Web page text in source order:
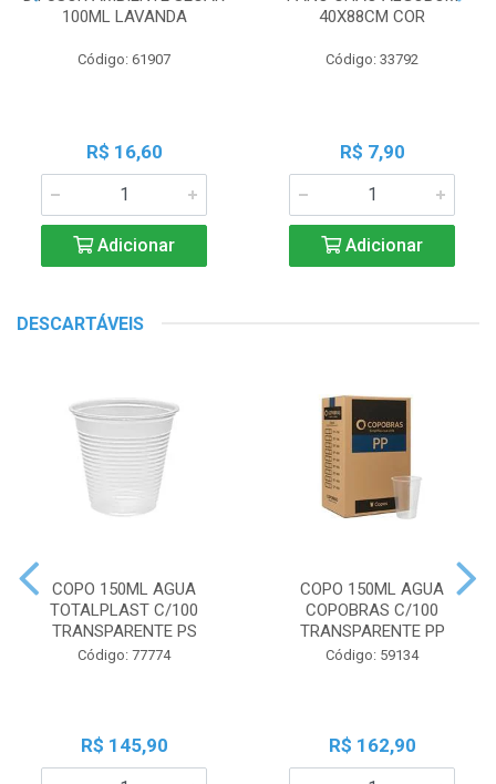
100ML LAVANDA
Código: 61907
R$ 16,60
Adicionar
40X88CM COR
Código: 33792
R$ 7,90
Adicionar
DESCARTÁVEIS
COPO 150ML AGUA
TOTALPLAST C/100
TRANSPARENTE PS
Código: 77774
R$ 145,90
COPO 150ML AGUA
COPOBRAS C/100
TRANSPARENTE PP
Código: 59134
R$ 162,90